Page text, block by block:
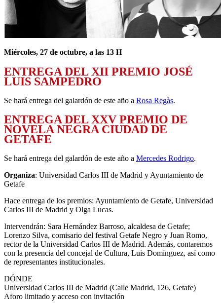
Miércoles, 27 de octubre, a las 13 H
ENTREGA DEL XII PREMIO JOSÉ
LUIS SAMPEDRO
Se hará entrega del galardón de este año a Rosa Regàs.
ENTREGA DEL XXV PREMIO DE
NOVELA NEGRA CIUDAD DE
GETAFE
Se hará entrega del galardón de este año a Mercedes Rodrigo.
Organiza: Universidad Carlos III de Madrid y Ayuntamiento de
Getafe
Hace entrega de los premios: Ayuntamiento de Getafe, Universidad
Carlos III de Madrid y Olga Lucas.
Intervendrán: Sara Hernández Barroso, alcaldesa de Getafe;
Lorenzo Silva, comisario del festival Getafe Negro y Juan Romo,
rector de la Universidad Carlos III de Madrid. Además, contaremos
con la presencia del concejal de Cultura, Luis Domínguez, así como
de representantes institucionales.
DÓNDE
Universidad Carlos III de Madrid (Calle Madrid, 126, Getafe)
Aforo limitado y acceso con invitación